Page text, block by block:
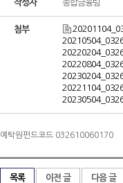
작성자 종합금융팀
첨부
예탁원펀드코드 032610060170
목록 이전 글 다음 글